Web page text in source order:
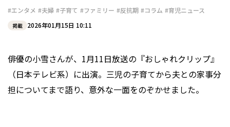
#エンタメ #夫婦 #子育て #ファミリー #反抗期 #コラム #育児ニュース
掲載 2026年01月15日 10:11
俳優の小雪さんが、1月11日放送の『おしゃれクリップ』
（日本テレビ系）に出演。三児の子育てから夫との家事分
担についてまで語り、意外な一面をのぞかせました。